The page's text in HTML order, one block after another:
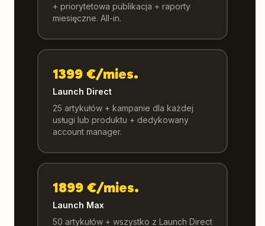
+ priorytetowa publikacja + raporty
miesięczne. All-in.
1399 €/mies.
Launch Direct
25 artykułów + kampanie dla każdej
usługi lub produktu + dedykowany
account manager.
1899 €/mies.
Launch Max
50 artykułów + wszystko z Launch Direct